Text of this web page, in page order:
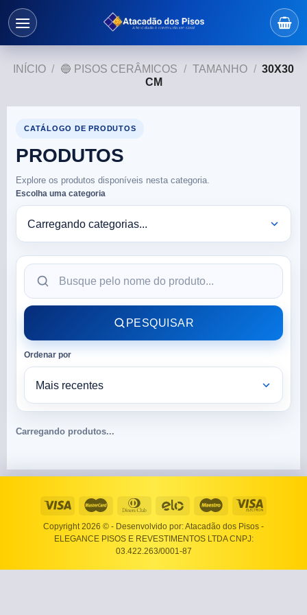
INÍCIO / 🔵 PISOS CERÂMICOS / TAMANHO / 30X30
CM
CATÁLOGO DE PRODUTOS
PRODUTOS
Explore os produtos disponíveis nesta categoria.
Escolha uma categoria
PESQUISAR
Ordenar por
Carregando produtos...
Copyright 2026 © - Desenvolvido por: Atacadão dos Pisos -
ELEGANCE PISOS E REVESTIMENTOS LTDA CNPJ:
03.422.263/0001-87